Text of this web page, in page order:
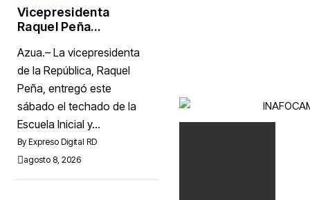
Vicepresidenta
Raquel Peña
de la Escuela
Javier Antonio
Castillo Pérez, en
Azua
Azua.– La vicepresidenta
de la República, Raquel
Peña, entregó este
sábado el techado de la
Escuela Inicial y...
By Expreso Digital RD
agosto 8, 2026